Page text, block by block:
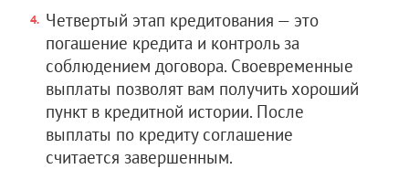
Четвертый этап кредитования — это
погашение кредита и контроль за
соблюдением договора. Своевременные
выплаты позволят вам получить хороший
пункт в кредитной истории. После
выплаты по кредиту соглашение
считается завершенным.